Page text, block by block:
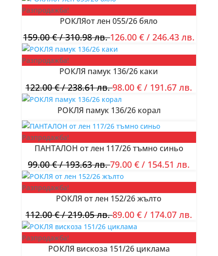
Разпродажба!
РОКЛЯот лен 055/26 бяло
159.00€/ 310.98 лв.126.00€ / 246.43 лв.
Разпродажба!
РОКЛЯ памук 136/26 каки
122.00€/ 238.61 лв.98.00€ / 191.67 лв.
РОКЛЯ памук 136/26 корал
Разпродажба!
ПАНТАЛОН от лен 117/26 тъмно синьо
99.00€/ 193.63 лв.79.00€ / 154.51 лв.
Разпродажба!
РОКЛЯ от лен 152/26 жълто
112.00€/ 219.05 лв.89.00€ / 174.07 лв.
Разпродажба!
РОКЛЯ вискоза 151/26 циклама